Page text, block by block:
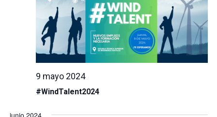
#WindTalent2024
9 mayo 2024
junio 2024